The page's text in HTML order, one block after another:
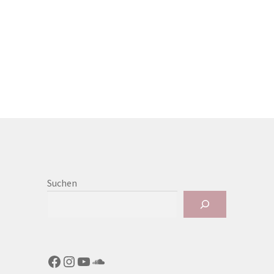
Suchen
Facebook
Instagram
YouTube
SoundCloud